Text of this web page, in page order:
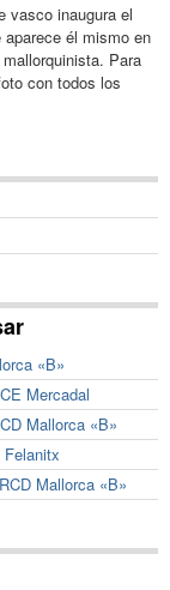
vasco inaugura el
él mismo en
Para
con todos los
«B»
Mercadal
Mallorca «B»
Mallorca «B»